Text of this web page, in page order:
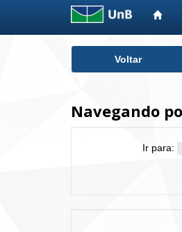
Voltar
Navegando
Ir para: